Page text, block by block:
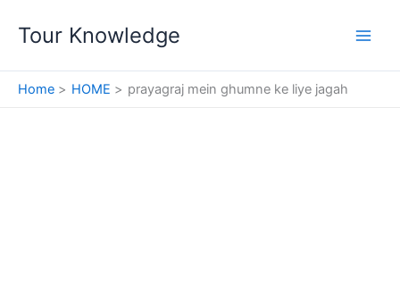
Tour Knowledge
Home HOME prayagraj mein ghumne ke liye jagah